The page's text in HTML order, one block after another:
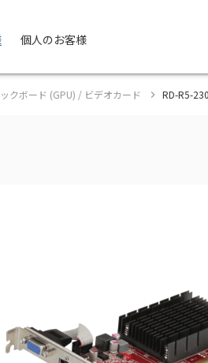
個人のお客様
クボード (GPU) / ビデオカード RD-R5-